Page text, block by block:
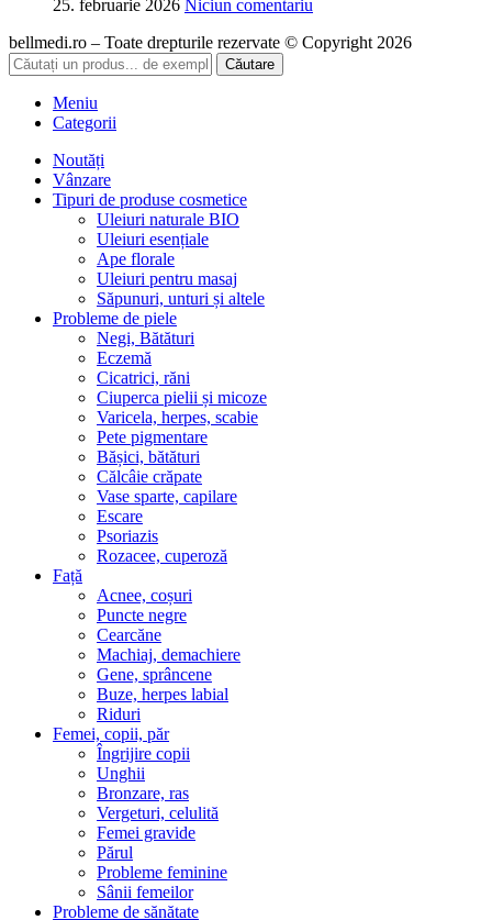
25. februarie 2026 Niciun comentariu
bellmedi.ro – Toate drepturile rezervate © Copyright 2026
Căutare
Meniu
Categorii
Noutăți
Vânzare
Tipuri de produse cosmetice
Uleiuri naturale BIO
Uleiuri esențiale
Ape florale
Uleiuri pentru masaj
Săpunuri, unturi și altele
Probleme de piele
Negi, Bătături
Eczemă
Cicatrici, răni
Ciuperca pielii și micoze
Varicela, herpes, scabie
Pete pigmentare
Bășici, bătături
Călcâie crăpate
Vase sparte, capilare
Escare
Psoriazis
Rozacee, cuperoză
Față
Acnee, coșuri
Puncte negre
Cearcăne
Machiaj, demachiere
Gene, sprâncene
Buze, herpes labial
Riduri
Femei, copii, păr
Îngrijire copii
Unghii
Bronzare, ras
Vergeturi, celulită
Femei gravide
Părul
Probleme feminine
Sânii femeilor
Probleme de sănătate